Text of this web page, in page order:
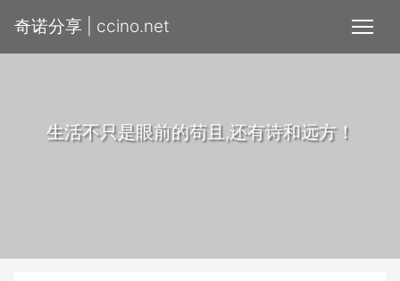
奇诺分享 | ccino.net
生活不只是眼前的苟且,还有诗和远方！